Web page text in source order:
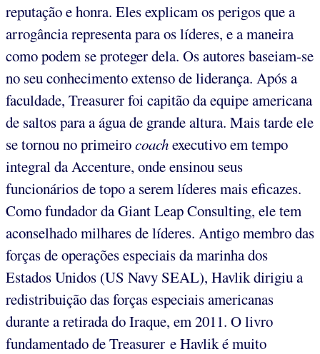
reputação e honra. Eles explicam os perigos que a
arrogância representa para os líderes, e a maneira
como podem se proteger dela. Os autores baseiam-se
no seu conhecimento extenso de liderança. Após a
faculdade, Treasurer foi capitão da equipe americana
de saltos para a água de grande altura. Mais tarde ele
se tornou no primeirocoachexecutivo em tempo
integral da Accenture, onde ensinou seus
funcionários de topo a serem líderes mais eficazes.
Como fundador da Giant Leap Consulting, ele tem
aconselhado milhares de líderes. Antigo membro das
forças de operações especiais da marinha dos
Estados Unidos (US Navy SEAL), Havlik dirigiu a
redistribuição das forças especiais americanas
durante a retirada do Iraque, em 2011. O livro
fundamentado de Treasurer e Havlik é muito